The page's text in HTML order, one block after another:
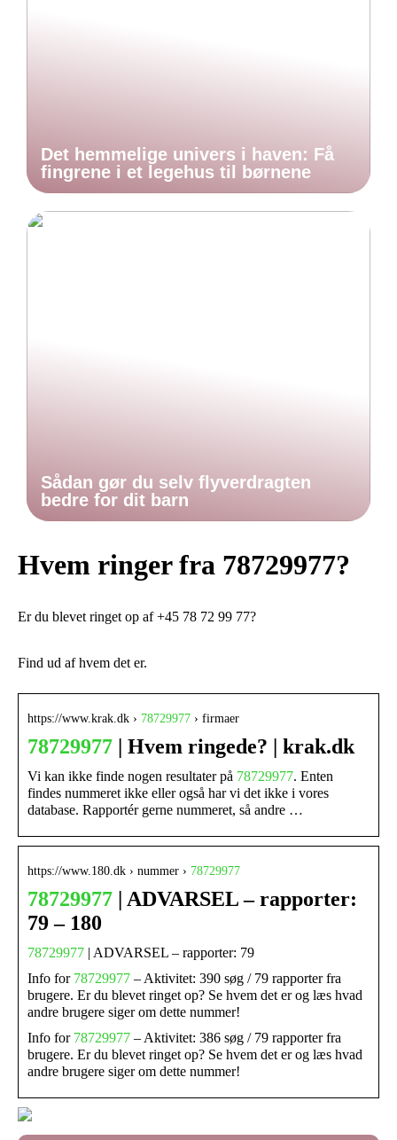
Det hemmelige univers i haven: Få
fingrene i et legehus til børnene
Sådan gør du selv flyverdragten
bedre for dit barn
Hvem ringer fra 78729977?
Er du blevet ringet op af +45 78 72 99 77?
Find ud af hvem det er.
https://www.krak.dk › 78729977 › firmaer
78729977 | Hvem ringede? | krak.dk
Vi kan ikke finde nogen resultater på 78729977. Enten
findes nummeret ikke eller også har vi det ikke i vores
database. Rapportér gerne nummeret, så andre …
https://www.180.dk › nummer › 78729977
78729977 | ADVARSEL – rapporter:
79 – 180
78729977 | ADVARSEL – rapporter: 79
Info for 78729977 – Aktivitet: 390 søg / 79 rapporter fra
brugere. Er du blevet ringet op? Se hvem det er og læs hvad
andre brugere siger om dette nummer!
Info for 78729977 – Aktivitet: 386 søg / 79 rapporter fra
brugere. Er du blevet ringet op? Se hvem det er og læs hvad
andre brugere siger om dette nummer!